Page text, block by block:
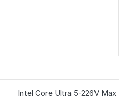
Intel Core Ultra 5-226V